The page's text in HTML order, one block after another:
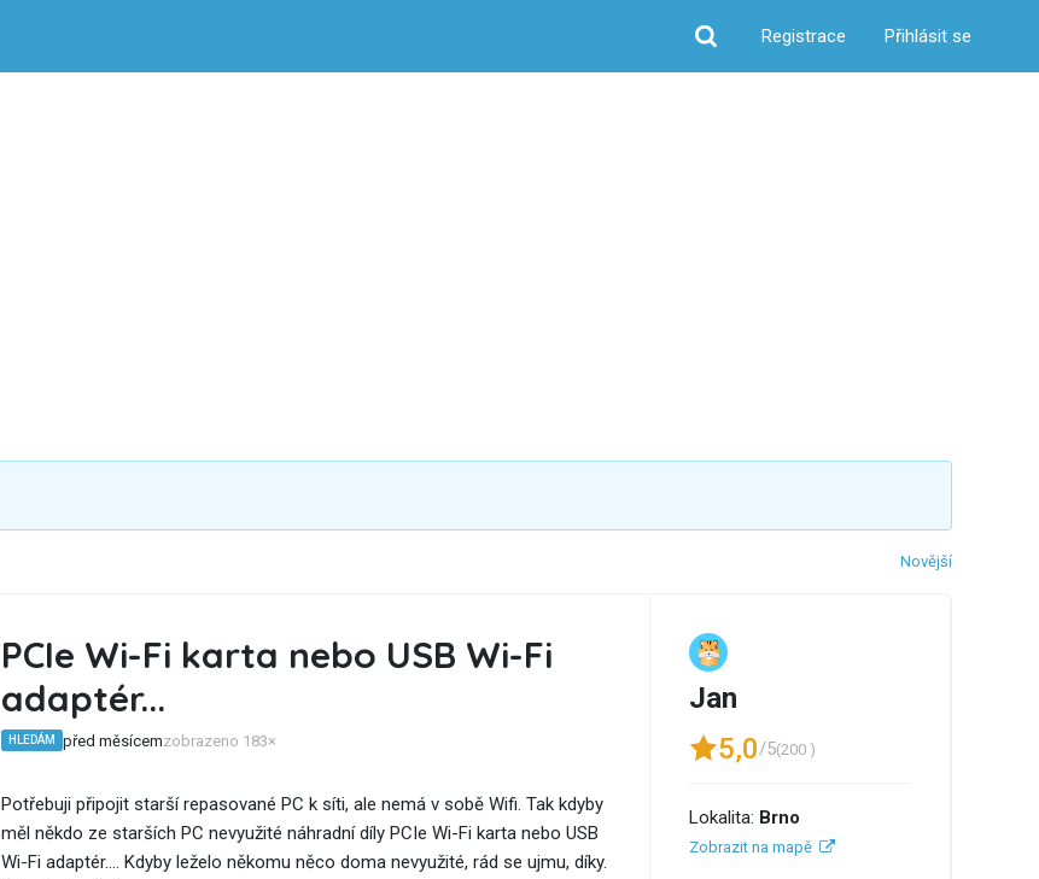
Hledat
Registrace Přihlásit se
Novější
PCIe Wi-Fi karta nebo USB Wi-Fi
adaptér...
HLEDÁM před měsícemzobrazeno 183×
Potřebuji připojit starší repasované PC k síti, ale nemá v sobě Wifi. Tak kdyby
měl někdo ze starších PC nevyužité náhradní díly PCIe Wi-Fi karta nebo USB
Wi-Fi adaptér.... Kdyby leželo někomu něco doma nevyužité, rád se ujmu, díky.
Jan
5,0/5(200 )
Lokalita: Brno
Zobrazit na mapě